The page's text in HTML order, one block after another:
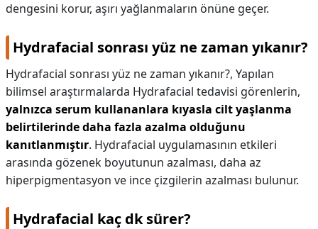
dengesini korur, aşırı yağlanmaların önüne geçer.
Hydrafacial sonrası yüz ne zaman yıkanır?
Hydrafacial sonrası yüz ne zaman yıkanır?, Yapılan
bilimsel araştırmalarda Hydrafacial tedavisi görenlerin,
yalnızca serum kullananlara kıyasla cilt yaşlanma
belirtilerinde daha fazla azalma olduğunu
kanıtlanmıştır. Hydrafacial uygulamasının etkileri
arasında gözenek boyutunun azalması, daha az
hiperpigmentasyon ve ince çizgilerin azalması bulunur.
Hydrafacial kaç dk sürer?